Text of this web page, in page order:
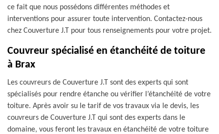
ce fait que nous possédons différentes méthodes et
interventions pour assurer toute intervention. Contactez-nous
chez Couverture J.T pour tous renseignements pour votre projet.
Couvreur spécialisé en étanchéité de toiture
à Brax
Les couvreurs de Couverture J.T sont des experts qui sont
spécialisés pour rendre étanche ou vérifier l’étanchéité de votre
toiture. Après avoir su le tarif de vos travaux via le devis, les
couvreurs de Couverture J.T qui sont des experts dans le
domaine, vous feront les travaux en étanchéité de votre toiture